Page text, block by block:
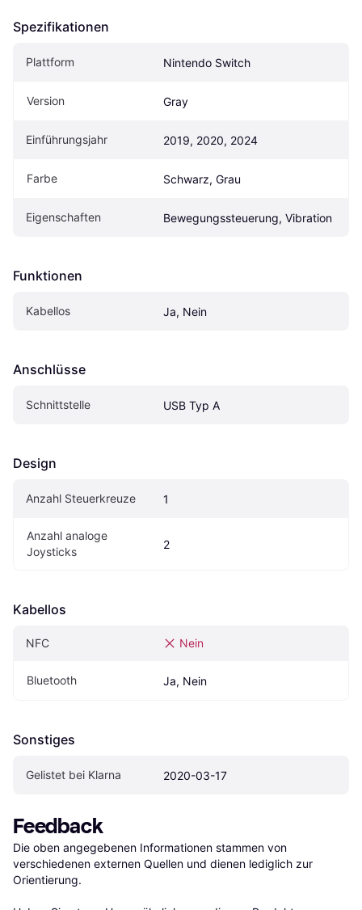
Spezifikationen
Plattform Nintendo Switch
Version Gray
Einführungsjahr 2019, 2020, 2024
Farbe Schwarz, Grau
Eigen­schaften Bewegungssteuerung, Vibration
Funktionen
Kabellos Ja, Nein
Anschlüsse
Schnittstelle USB Typ A
Design
Anzahl Steuerkreuze 1
Anzahl analoge
Joysticks
2
Kabellos
NFC Nein
Bluetooth Ja, Nein
Sonstiges
Gelistet bei Klarna 2020-03-17
Feedback
Die oben angegebenen Informationen stammen von
verschiedenen externen Quellen und dienen lediglich zur
Orientierung.